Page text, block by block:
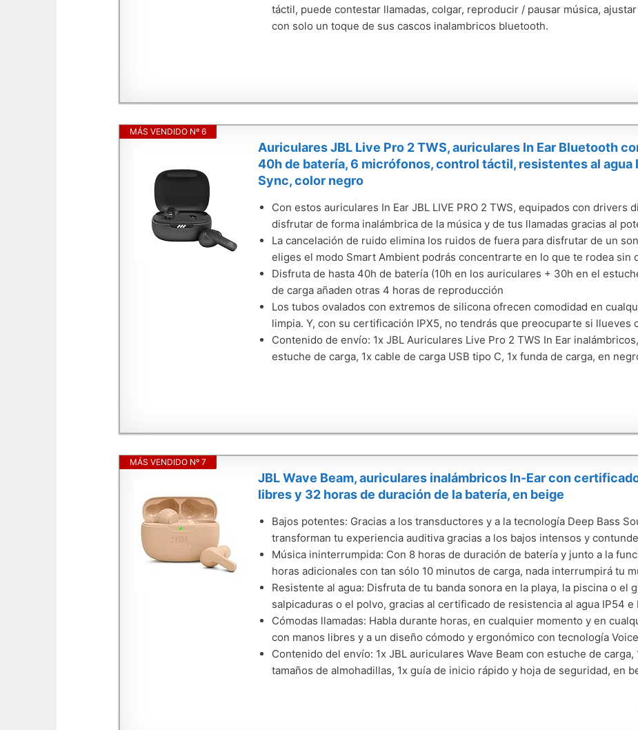
táctil, puede contestar llamadas, colgar, reproducir / pausar música,
con solo un toque de sus cascos inalambricos bluetooth.
MÁS VENDIDO Nº 6
Auriculares JBL Live Pro 2 TWS, auriculares In Ear Bluetooth
40h de batería, 6 micrófonos, control táctil, resistentes al agua
Sync, color negro
Con estos auriculares In Ear JBL LIVE PRO 2 TWS, equipados con drivers
disfrutar de forma inalámbrica de la música y de tus llamadas gracias al
La cancelación de ruido elimina los ruidos de fuera para disfrutar de un
eliges el modo Smart Ambient podrás concentrarte en lo que te rodea sin
Disfruta de hasta 40h de batería (10h en los auriculares + 30h en el
de carga añaden otras 4 horas de reproducción
Los tubos ovalados con extremos de silicona ofrecen comodidad en
limpia. Y, con su certificación IPX5, no tendrás que preocuparte si llueves
Contenido de envío: 1x JBL Auriculares Live Pro 2 TWS In Ear
estuche de carga, 1x cable de carga USB tipo C, 1x funda de carga, en
MÁS VENDIDO Nº 7
JBL Wave Beam, auriculares inalámbricos In-Ear con
libres y 32 horas de duración de la batería, en beige
Bajos potentes: Gracias a los transductores y a la tecnología Deep Bass
transforman tu experiencia auditiva gracias a los bajos intensos y
Música ininterrumpida: Con 8 horas de duración de batería y junto a la
horas adicionales con tan sólo 10 minutos de carga, nada interrumpirá tu
Resistente al agua: Disfruta de tu banda sonora en la playa, la piscina o el
salpicaduras o el polvo, gracias al certificado de resistencia al agua IP54 e
Cómodas llamadas: Habla durante horas, en cualquier momento y en
con manos libres y a un diseño cómodo y ergonómico con tecnología
Contenido del envío: 1x JBL auriculares Wave Beam con estuche de
tamaños de almohadillas, 1x guía de inicio rápido y hoja de seguridad, en